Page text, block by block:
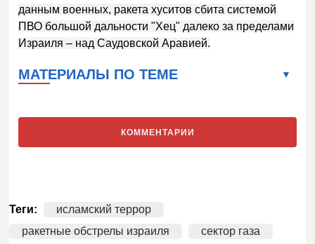
данным военных, ракета хуситов сбита системой
ПВО большой дальности "Хец" далеко за пределами
Израиля – над Саудовской Аравией.
МАТЕРИАЛЫ ПО ТЕМЕ
КОММЕНТАРИИ
Теги:
исламский террор
ракетные обстрелы израиля
сектор газа